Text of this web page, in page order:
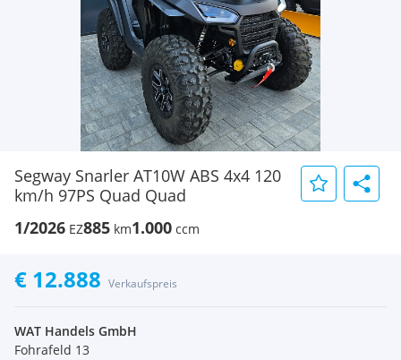
Segway Snarler AT10W ABS 4x4 120
km/h 97PS Quad Quad
1/2026 EZ885 km1.000 ccm
€ 12.888 Verkaufspreis
WAT Handels GmbH
Fohrafeld 13